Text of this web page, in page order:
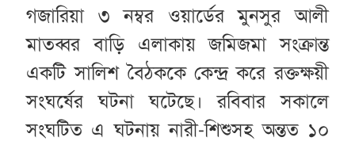
গজারিয়া ৩ নম্বর ওয়ার্ডের মুনসুর আলী
মাতব্বর বাড়ি এলাকায় জমিজমা সংক্রান্ত
একটি সালিশ বৈঠককে কেন্দ্র করে রক্তক্ষয়ী
সংঘর্ষের ঘটনা ঘটেছে। রবিবার সকালে
সংঘটিত এ ঘটনায় নারী-শিশুসহ অন্তত ১০